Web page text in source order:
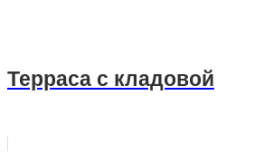
Терраса с кладовой